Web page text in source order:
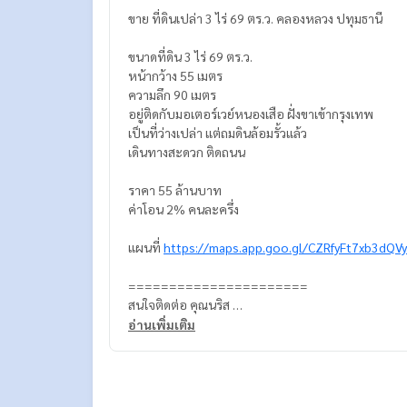
ขาย ที่ดินเปล่า 3 ไร่ 69 ตร.ว. คลองหลวง ปทุมธานี
ขนาดที่ดิน 3 ไร่ 69 ตร.ว.
หน้ากว้าง 55 เมตร
ความลึก 90 เมตร
อยู่ติดกับมอเตอร์เวย์หนองเสือ ฝั่งขาเข้ากรุงเทพ
เป็นที่ว่างเปล่า แต่ถมดินล้อมรั้วแล้ว
เดินทางสะดวก ติดถนน
ราคา 55 ล้านบาท
ค่าโอน 2% คนละครึ่ง
แผนที่ https://maps.app.goo.gl/
======================
สนใจติดต่อ คุณนริส
0992478822
อ่านเพิ่มเติม